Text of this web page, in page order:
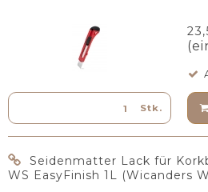
Stk.
Seidenmatter Lack für
WS EasyFinish 1L (Wicanders